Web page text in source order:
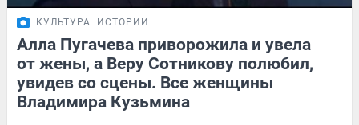
КУЛЬТУРА ИСТОРИИ
Алла Пугачева приворожила и увела
от жены, а Веру Сотникову полюбил,
увидев со сцены. Все женщины
Владимира Кузьмина